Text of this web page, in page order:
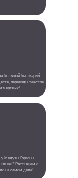
большой бестиарий
переводы текстов
мертвых!
у Медузы Горгоны
Расскажем о
на самом деле!